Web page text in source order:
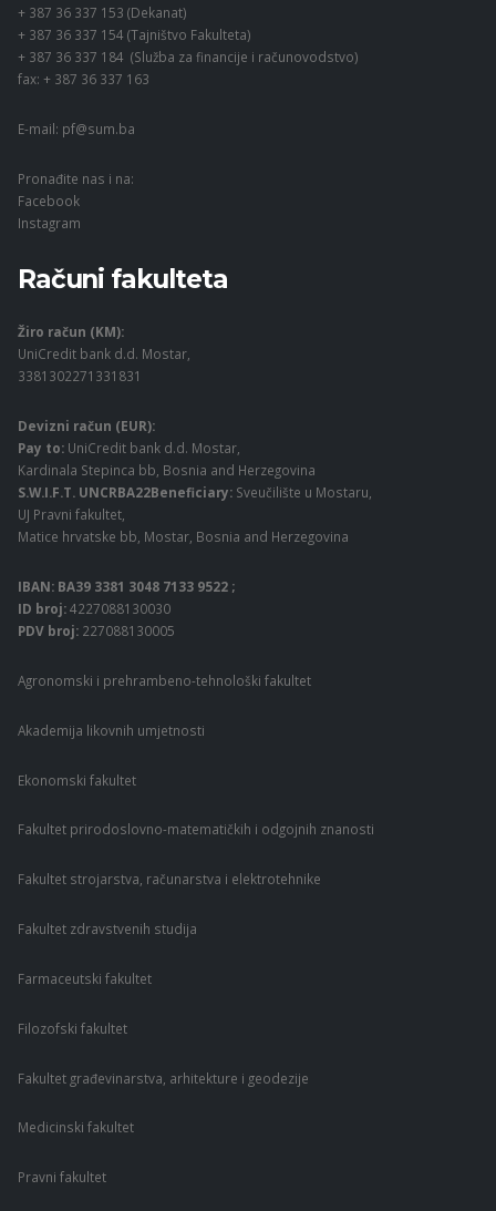
+ 387 36 337 153 (Dekanat)
+ 387 36 337 154 (Tajništvo Fakulteta)
+ 387 36 337 184 (Služba za financije i računovodstvo)
fax: + 387 36 337 163
E-mail: pf@sum.ba
Pronađite nas i na:
Facebook
Instagram
Računi fakulteta
Žiro račun (KM):
UniCredit bank d.d. Mostar,
3381302271331831
Devizni račun (EUR):
Pay to: UniCredit bank d.d. Mostar,
Kardinala Stepinca bb, Bosnia and Herzegovina
S.W.I.F.T. UNCRBA22Beneficiary: Sveučilište u Mostaru,
UJ Pravni fakultet,
Matice hrvatske bb, Mostar, Bosnia and Herzegovina
IBAN: BA39 3381 3048 7133 9522 ;
ID broj:4227088130030
PDV broj: 227088130005
Agronomski i prehrambeno-tehnološki fakultet
Akademija likovnih umjetnosti
Ekonomski fakultet
Fakultet prirodoslovno-matematičkih i odgojnih znanosti
Fakultet strojarstva, računarstva i elektrotehnike
Fakultet zdravstvenih studija
Farmaceutski fakultet
Filozofski fakultet
Fakultet građevinarstva, arhitekture i geodezije
Medicinski fakultet
Pravni fakultet